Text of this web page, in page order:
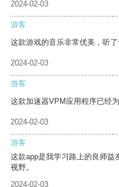
2024-02-03
游客
这款游戏的音乐非常优美，听了
2024-02-03
游客
这款加速器VPM应用程序已经
2024-02-03
游客
这款app是我学习路上的良师益
视野。
2024-02-03